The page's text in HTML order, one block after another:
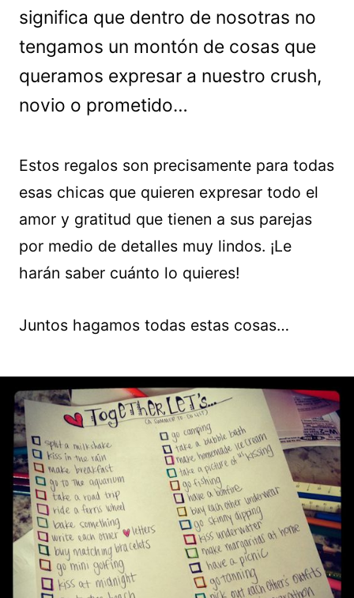
significa que dentro de nosotras no
tengamos un montón de cosas que
queramos expresar a nuestro crush,
novio o prometido…
Estos regalos son precisamente para todas
esas chicas que quieren expresar todo el
amor y gratitud que tienen a sus parejas
por medio de detalles muy lindos. ¡Le
harán saber cuánto lo quieres!
Juntos hagamos todas estas cosas…